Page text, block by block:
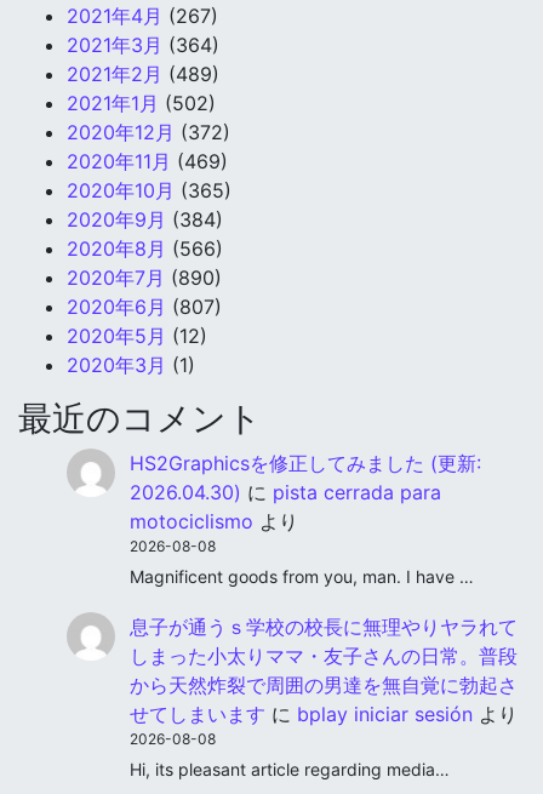
2021年4月 (267)
2021年3月 (364)
2021年2月 (489)
2021年1月 (502)
2020年12月 (372)
2020年11月 (469)
2020年10月 (365)
2020年9月 (384)
2020年8月 (566)
2020年7月 (890)
2020年6月 (807)
2020年5月 (12)
2020年3月 (1)
最近のコメント
HS2Graphicsを修正してみました (更新:
2026.04.30) に pista cerrada para
motociclismo より
2026-08-08
Magnificent goods from you, man. I have …
息子が通うｓ学校の校長に無理やりヤラれて
しまった小太りママ・友子さんの日常。普段
から天然炸裂で周囲の男達を無自覚に勃起さ
せてしまいます に bplay iniciar sesión より
2026-08-08
Hi, its pleasant article regarding media…